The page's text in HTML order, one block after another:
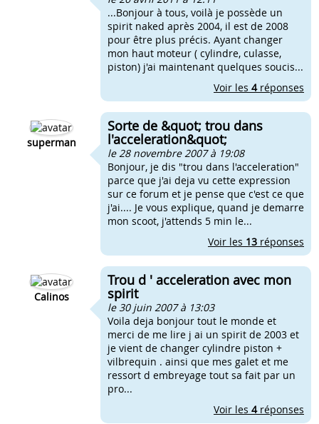
...Bonjour à tous, voilà je possède un
spirit naked après 2004, il est de 2008
pour être plus précis. Ayant changer
mon haut moteur ( cylindre, culasse,
piston) j'ai maintenant quelques soucis...
Voir les 4réponses
superman
Sorte de &quot; trou dans
l'acceleration&quot;
le 28 novembre 2007 à 19:08
Bonjour, je dis "trou dans l'acceleration"
parce que j'ai deja vu cette expression
sur ce forum et je pense que c'est ce que
j'ai.... Je vous explique, quand je demarre
mon scoot, j'attends 5 min le...
Voir les 13 réponses
Calinos
Trou d ' acceleration avec mon
spirit
le 30 juin 2007 à 13:03
Voila deja bonjour tout le monde et
merci de me lire j ai un spirit de 2003 et
je vient de changer cylindre piston +
vilbrequin . ainsi que mes galet et me
ressort d embreyage tout sa fait par un
pro...
Voir les 4réponses